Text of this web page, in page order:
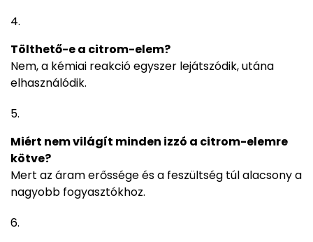
Tölthető-e a citrom-elem?
Nem, a kémiai reakció egyszer lejátszódik, utána
elhasználódik.
Miért nem világít minden izzó a citrom-elemre
kötve?
Mert az áram erőssége és a feszültség túl alacsony a
nagyobb fogyasztókhoz.